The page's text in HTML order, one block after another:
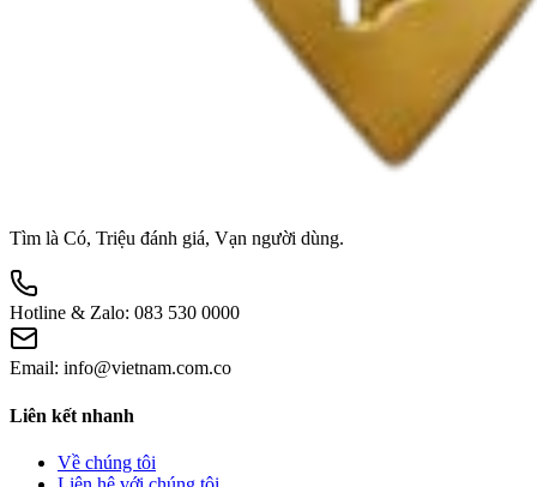
Tìm là Có, Triệu đánh giá, Vạn người dùng.
Hotline & Zalo: 083 530 0000
Email: info@vietnam.com.co
Liên kết nhanh
Về chúng tôi